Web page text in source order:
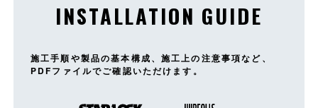
INSTALLATION GUIDE
施工手順や製品の基本構成、施工上の注意事項など、
PDFファイルでご確認いただけます。